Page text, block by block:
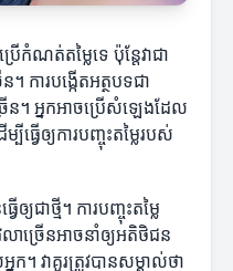
ើកំណត់តម្លៃទេ ប៉ុន្តែវាជា
។ ការបង្កើតអត្ថបទជា
។ អ្នកអាចប្រើសំឡេងដែល
វើឲ្យការបញ្ចុះតម្លៃរបស់
ឲ្យជាថ្មី។ ការបញ្ចុះតម្លៃ
ាច្រើនអាចនាំឲ្យអតិថិជន
ក។ វាគួរត្រូវបានសម្គាល់ថា